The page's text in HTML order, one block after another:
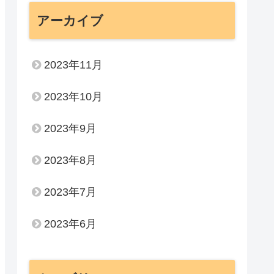
アーカイブ
2023年11月
2023年10月
2023年9月
2023年8月
2023年7月
2023年6月